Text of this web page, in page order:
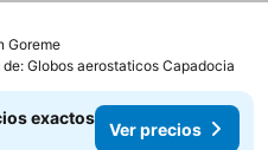
Goreme
Globos aerostaticos Capadocia
exactos
Ver precios